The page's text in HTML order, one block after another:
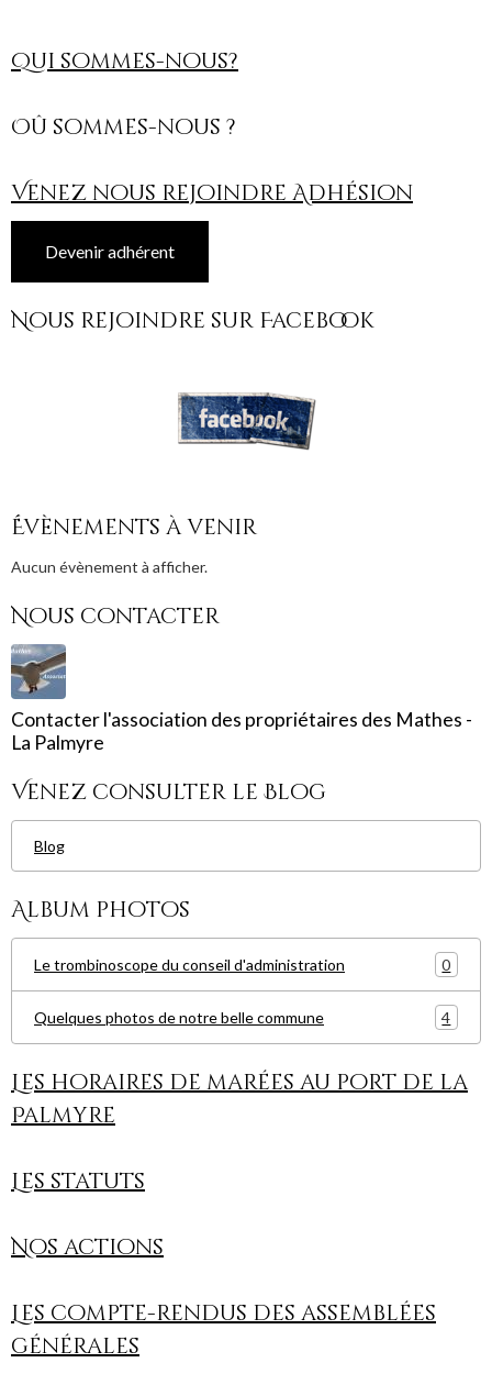
Qui sommes-nous?
Oû sommes-nous ?
Venez nous rejoindre Adhésion
Devenir adhérent
Nous rejoindre sur Facebook
Évènements à venir
Aucun évènement à afficher.
Nous contacter
Contacter l'association des propriétaires des Mathes -
La Palmyre
Venez consulter le Blog
Blog
Album photos
Le trombinoscope du conseil d'administration 0
Quelques photos de notre belle commune 4
Les horaires de marées au port de la
Palmyre
Les statuts
Nos actions
Les compte-rendus des assemblées
générales